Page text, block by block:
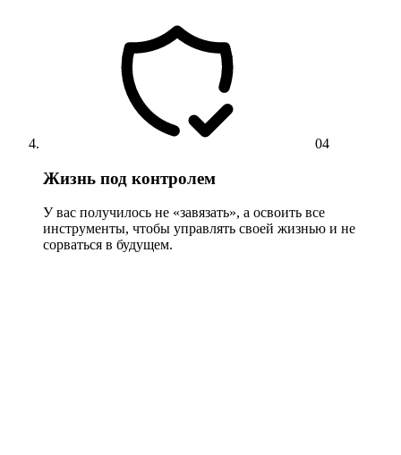
04
Жизнь под контролем
У вас получилось не «завязать», а освоить все
инструменты, чтобы управлять своей жизнью и не
сорваться в будущем.